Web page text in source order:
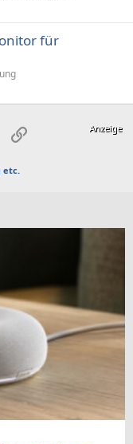
e
für
MailLink
etc.